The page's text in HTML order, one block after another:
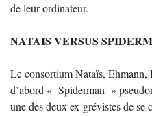
de leur ordinateur.
NATAIS VERSUS
Le consortium Nataïs, Ehmann,
d’abord « Spiderman »
une des deux ex-grévistes de se